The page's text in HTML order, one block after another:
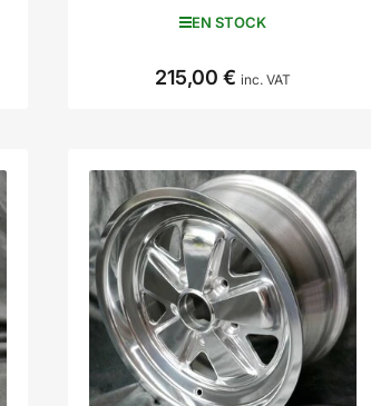
EN STOCK
Prix
215,00 € inc. VAT